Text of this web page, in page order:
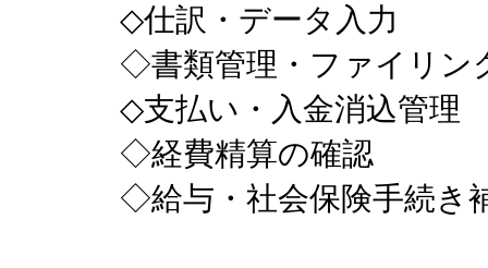
◇仕訳・データ入力
◇書類管理・ファイリン
◇支払い・入金消込管理
◇経費精算の確認
◇給与・社会保険手続き